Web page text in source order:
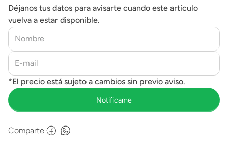
Déjanos tus datos para avisarte cuando este artículo
vuelva a estar disponible.
Comparte